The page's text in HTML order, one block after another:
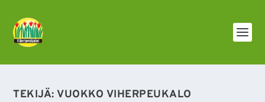
TEKIJÄ:VUOKKO VIHERPEUKALO